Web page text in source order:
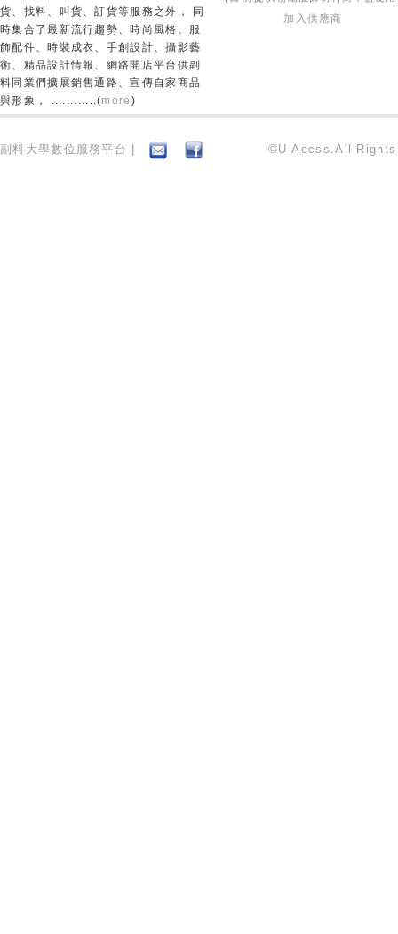
貨、找料、叫貨、訂貨等服務之外， 同
時集合了最新流行趨勢、時尚風格、服
飾配件、時裝成衣、手創設計、攝影藝
術、精品設計情報、網路開店平台供副
料同業們擴展銷售通路、宣傳自家商品
與形象， ............(more )
加入供應商
副料大學數位服務平台 | ©U-Accss.All Rights